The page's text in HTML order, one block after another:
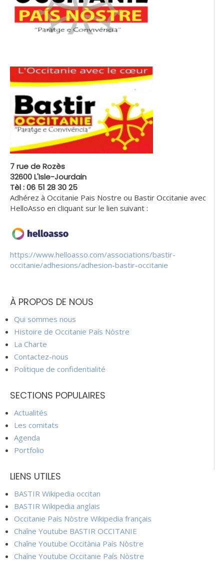
7 rue de Rozès
32600 L'Isle-Jourdain
Tèl : 06 51 28 30 25
Adhérez à Occitanie Pais Nostre ou Bastir Occitanie avec
HelloAsso en cliquant sur le lien suivant :
https://www.helloasso.com/associations/bastir-
occitanie/adhesions/adhesion-bastir-occitanie
À PROPOS DE NOUS
Qui sommes nous
Histoire de Occitanie País Nòstre
La Charte
Contactez-nous
Politique de confidentialité
SECTIONS POPULAIRES
Actualités
Les comitats
Agenda
Portfolio
LIENS UTILES
BASTIR Wikipedia occitan
BASTIR Wikipedia anglais
Occitanie País Nòstre Wikipedia français
Chaîne Youtube BASTIR OCCITANIE
Chaîne Youtube Occitània País Nòstre
Chaîne Youtube Occitanie País Nòstre